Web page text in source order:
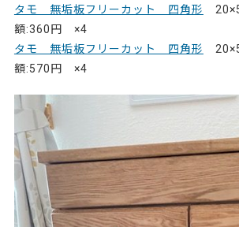
タモ 無垢板フリーカット 四角形
額:360円 ×4
タモ 無垢板フリーカット 四角形
額:570円 ×4